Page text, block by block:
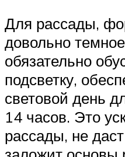
Для рассады,
довольно
обязательно
подсветку,
световой день
14 часов. Это
рассады, не